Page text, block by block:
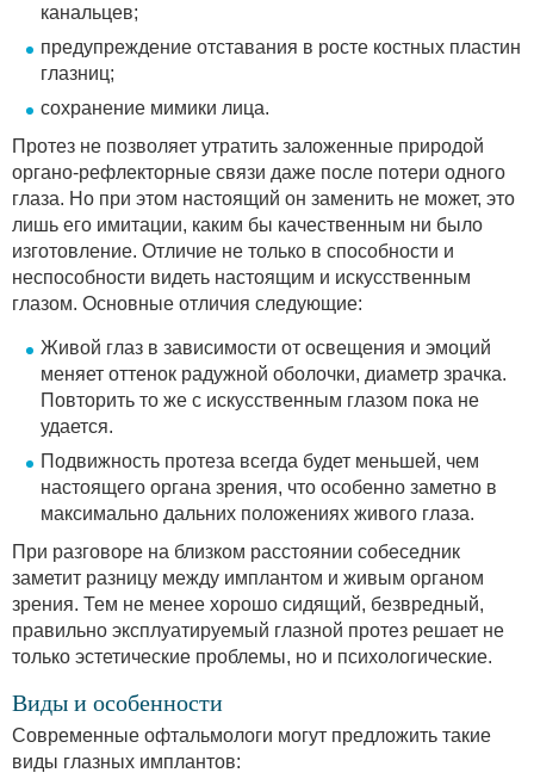
канальцев;
предупреждение отставания в росте костных пластин
глазниц;
сохранение мимики лица.
Протез не позволяет утратить заложенные природой
органо-рефлекторные связи даже после потери одного
глаза. Но при этом настоящий он заменить не может, это
лишь его имитации, каким бы качественным ни было
изготовление. Отличие не только в способности и
неспособности видеть настоящим и искусственным
глазом. Основные отличия следующие:
Живой глаз в зависимости от освещения и эмоций
меняет оттенок радужной оболочки, диаметр зрачка.
Повторить то же с искусственным глазом пока не
удается.
Подвижность протеза всегда будет меньшей, чем
настоящего органа зрения, что особенно заметно в
максимально дальних положениях живого глаза.
При разговоре на близком расстоянии собеседник
заметит разницу между имплантом и живым органом
зрения. Тем не менее хорошо сидящий, безвредный,
правильно эксплуатируемый глазной протез решает не
только эстетические проблемы, но и психологические.
Виды и особенности
Современные офтальмологи могут предложить такие
виды глазных имплантов: